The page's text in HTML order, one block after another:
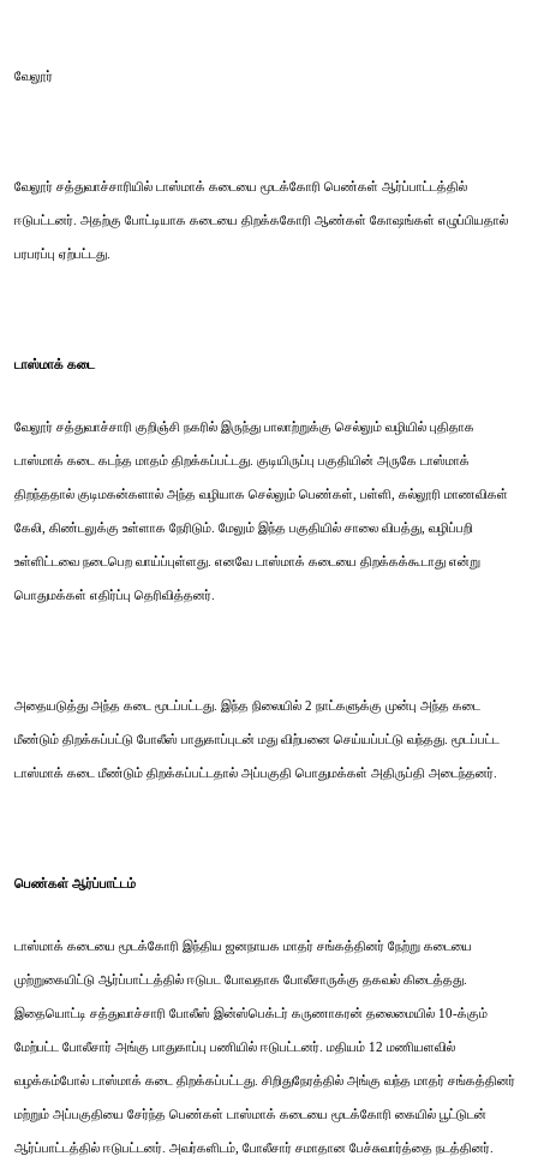
வேலூர்
வேலூர் சத்துவாச்சாரியில் டாஸ்மாக் கடையை மூடக்கோரி பெண்கள் ஆர்ப்பாட்டத்தில்
ஈடுபட்டனர். அதற்கு போட்டியாக கடையை திறக்ககோரி ஆண்கள் கோஷங்கள் எழுப்பியதால்
பரபரப்பு ஏற்பட்டது.
டாஸ்மாக் கடை
வேலூர் சத்துவாச்சாரி குறிஞ்சி நகரில் இருந்து பாலாற்றுக்கு செல்லும் வழியில் புதிதாக
டாஸ்மாக் கடை கடந்த மாதம் திறக்கப்பட்டது. குடியிருப்பு பகுதியின் அருகே டாஸ்மாக்
திறந்ததால் குடிமகன்களால் அந்த வழியாக செல்லும் பெண்கள், பள்ளி, கல்லூரி மாணவிகள்
கேலி, கிண்டலுக்கு உள்ளாக நேரிடும். மேலும் இந்த பகுதியில் சாலை விபத்து, வழிப்பறி
உள்ளிட்டவை நடைபெற வாய்ப்புள்ளது. எனவே டாஸ்மாக் கடையை திறக்கக்கூடாது என்று
பொதுமக்கள் எதிர்ப்பு தெரிவித்தனர்.
அதையடுத்து அந்த கடை மூடப்பட்டது. இந்த நிலையில் 2 நாட்களுக்கு முன்பு அந்த கடை
மீண்டும் திறக்கப்பட்டு போலீஸ் பாதுகாப்புடன் மது விற்பனை செய்யப்பட்டு வந்தது. மூடப்பட்ட
டாஸ்மாக் கடை மீண்டும் திறக்கப்பட்டதால் அப்பகுதி பொதுமக்கள் அதிருப்தி அடைந்தனர்.
பெண்கள் ஆர்ப்பாட்டம்
டாஸ்மாக் கடையை மூடக்கோரி இந்திய ஜனநாயக மாதர் சங்கத்தினர் நேற்று கடையை
முற்றுகையிட்டு ஆர்ப்பாட்டத்தில் ஈடுபட போவதாக போலீசாருக்கு தகவல் கிடைத்தது.
இதையொட்டி சத்துவாச்சாரி போலீஸ் இன்ஸ்பெக்டர் கருணாகரன் தலைமையில் 10-க்கும்
மேற்பட்ட போலீசார் அங்கு பாதுகாப்பு பணியில் ஈடுபட்டனர். மதியம் 12 மணியளவில்
வழக்கம்போல் டாஸ்மாக் கடை திறக்கப்பட்டது. சிறிதுநேரத்தில் அங்கு வந்த மாதர் சங்கத்தினர்
மற்றும் அப்பகுதியை சேர்ந்த பெண்கள் டாஸ்மாக் கடையை மூடக்கோரி கையில் பூட்டுடன்
ஆர்ப்பாட்டத்தில் ஈடுபட்டனர். அவர்களிடம், போலீசார் சமாதான பேச்சுவார்த்தை நடத்தினர்.